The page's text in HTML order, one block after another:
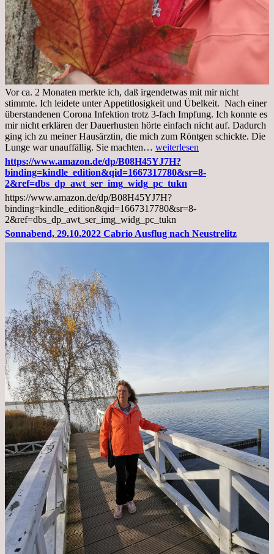
Vor ca. 2 Monaten merkte ich, daß irgendetwas mit mir nicht
stimmte. Ich leidete unter Appetitlosigkeit und Übelkeit. Nach einer
überstandenen Corona Infektion trotz 3-fach Impfung. Ich konnte es
mir nicht erklären der Dauerhusten hörte einfach nicht auf. Dadurch
ging ich zu meiner Hausärztin, die mich zum Röntgen schickte. Die
Lunge war unauffällig. Sie machten… Mittwoch,
02.11.2022,
Arztgespräch
und
Diagnose
Lebermetastasen
weiterlesen
https://www.amazon.de/dp/B08H45YJ7H?
binding=kindle_edition&qid=1667317780&sr=8-
2&ref=dbs_dp_awt_ser_img_widg_pc_tukn
https://www.amazon.de/dp/B08H45YJ7H?
binding=kindle_edition&qid=1667317780&sr=8-
2&ref=dbs_dp_awt_ser_img_widg_pc_tukn
Sonnabend, 29.10.2022 Cabrio Ausflug nach Neustrelitz